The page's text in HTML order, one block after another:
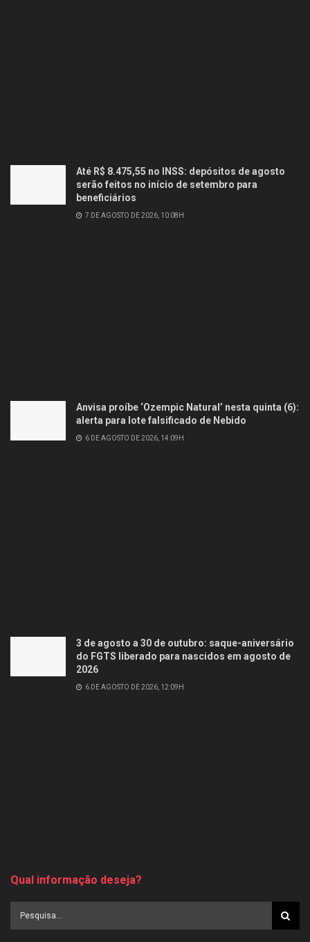
Até R$ 8.475,55 no INSS: depósitos de agosto
serão feitos no início de setembro para
beneficiários
7 DE AGOSTO DE 2026, 10:08H
Anvisa proíbe ‘Ozempic Natural’ nesta quinta (6):
alerta para lote falsificado de Nebido
6 DE AGOSTO DE 2026, 14:09H
3 de agosto a 30 de outubro: saque-aniversário
do FGTS liberado para nascidos em agosto de
2026
6 DE AGOSTO DE 2026, 12:09H
Qual informação deseja?